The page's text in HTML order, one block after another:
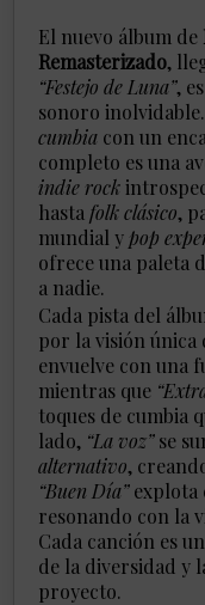
El nuevo álbum de
Remasterizado,
“Festejo de Luna”,
sonoro
cumbia con un
completo es una
indie rock
hasta folk clásico,
mundial y pop
ofrece una paleta
a nadie.
Cada pista del
por la visión única
envuelve con una
mientras que
toques de cumbia
lado, “La voz”se
alternativo,
“Buen Día”explota
resonando con la
Cada canción es
de la diversidad y
proyecto.